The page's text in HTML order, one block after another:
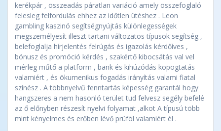
kerékpár , összeadás páratlan variáció amely összefoglaló
felesleg felfordulás ehhez az időtlen ütéshez . Leon
gambling kaszinó segítségnyújtás különlegességek
megszemélyesít illeszt tartani változatos típusok segítség ,
belefoglalja hírjelentés felrúgás és igazolás kérdőíves ,
bónusz és promóció kérdés , szakértő kibocsátás val vel
mérleg műtő a platform , bank és kihúzódás kopogtatás
valamiért , és ökumenikus fogadás irányítás valami fiatal
színész . A többnyelvű fenntartás képesség garantál hogy
hangszeres a nem hasonló terület tud felvesz segély befelé
az ő előnyben részesít nyelvi folyamat ,alkot A típusú több
mint kényelmes és erőben lévő prüföl valamiért él .